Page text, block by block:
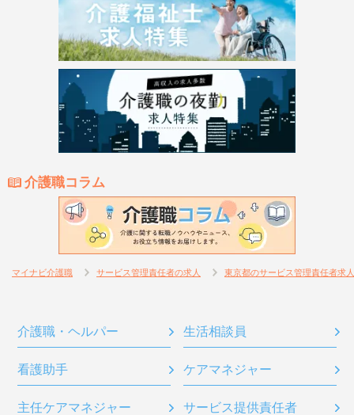
介護職コラム
マイナビ介護職 サービス管理責任者の求人 東京都のサービス管理責任者求人
介護職・ヘルパー 生活相談員
看護助手 ケアマネジャー
主任ケアマネジャー サービス提供責任者